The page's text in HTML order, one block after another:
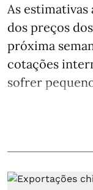
As estimativas
dos preços
próxima
cotações
sofrer